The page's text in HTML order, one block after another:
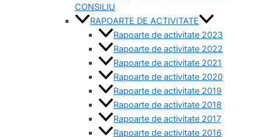
CONSILIU
RAPOARTE DE ACTIVITATE
Rapoarte de activitate 2023
Rapoarte de activitate 2022
Rapoarte de activitate 2021
Rapoarte de activitate 2020
Rapoarte de activitate 2019
Rapoarte de activitate 2018
Rapoarte de activitate 2017
Rapoarte de activitate 2016